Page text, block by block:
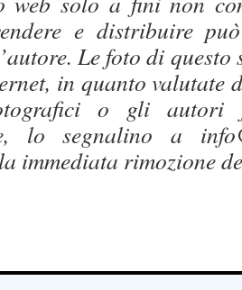
e distribuire
Le foto di
in quanto valutate
o gli autori
lo segnalino a
immediata rimozione